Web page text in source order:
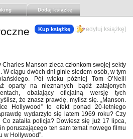
Dodaj książkę
Kup książkę [ edytuj książkę]
Manson zleca członkom swojej sekty
W ciągu dwóch dni ginie siedem osób, w tym
Pół wieku później Tom O’Neill
oparty na nieznanych bądź zatajonych
obalający oficjalną wersję tych
że znasz prawdę, mylisz się. „Manson.
Hollywood” to efekt ponad 20-letniego
wydarzyło się latem 1969 roku? Czy
Co zataiła policja? Dowiesz się już 17 lipca,
poruszającego ten sam temat nowego filmu
w Hollywood”.